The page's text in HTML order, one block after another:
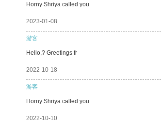
Horny Shriya called you
2023-01-08
游客
Hello,? Greetings fr
2022-10-18
游客
Horny Shriya called you
2022-10-10